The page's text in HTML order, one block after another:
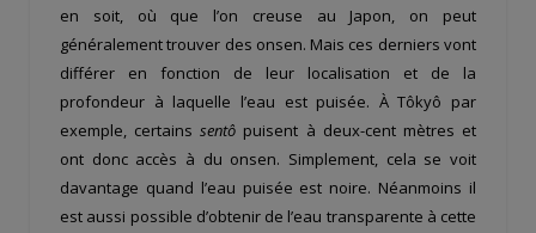
en soit, où que l’on creuse au Japon, on peut
généralement trouver des onsen. Mais ces derniers vont
différer en fonction de leur localisation et de la
profondeur à laquelle l’eau est puisée. À Tôkyô par
exemple, certainssentô puisent à deux-cent mètres et
ont donc accès à du onsen. Simplement, cela se voit
davantage quand l’eau puisée est noire. Néanmoins il
est aussi possible d’obtenir de l’eau transparente à cette